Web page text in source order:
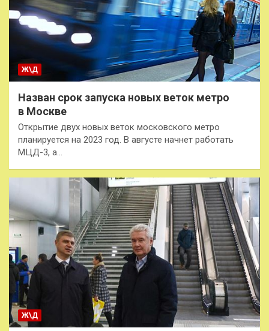
Ж\Д
Назван срок запуска новых веток метро
в Москве
Открытие двух новых веток московского метро
планируется на 2023 год. В августе начнет работать
МЦД-3, а…
Ж\Д